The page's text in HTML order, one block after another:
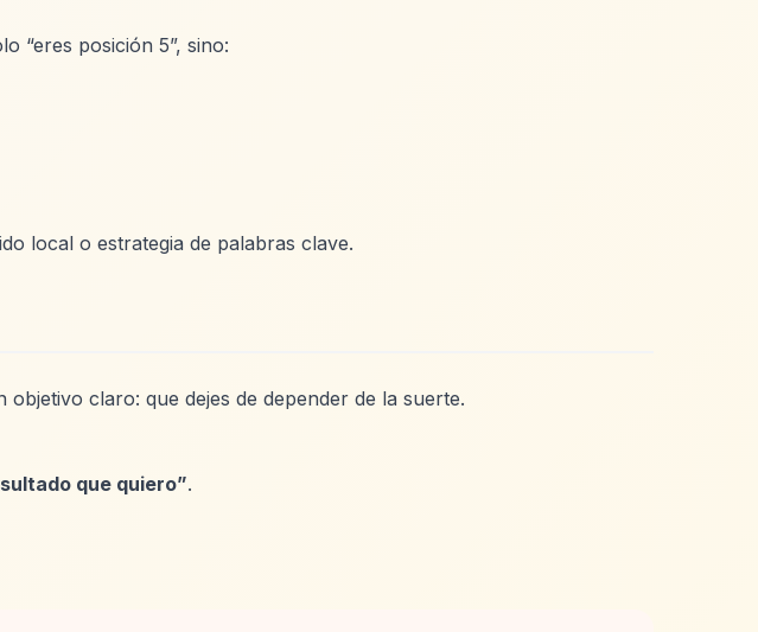
“eres posición 5”, sino:
local o estrategia de palabras clave.
claro: que dejes de depender de la suerte.
que quiero”.